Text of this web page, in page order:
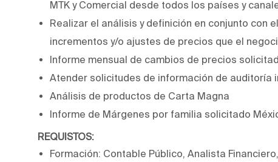
MTK y Comercial desde todos los países y
Realizar el análisis y definición en conjunto con
incrementos y/o ajustes de precios que el
Informe mensual de cambios de precios
Atender solicitudes de información de auditoría
Análisis de productos de Carta Magna
Informe de Márgenes por familia solicitado
REQUISTOS:
Formación: Contable Público, Analista